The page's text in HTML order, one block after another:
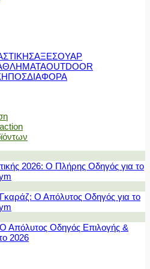
ΑΞΕΣΟΥΑΡ
OUTDOOR
ΔΙΑΦΟΡΑ
2026: Ο Πλήρης Οδηγός για το
Ο Απόλυτος Οδηγός για το
Απόλυτος Οδηγός Επιλογής &
2026